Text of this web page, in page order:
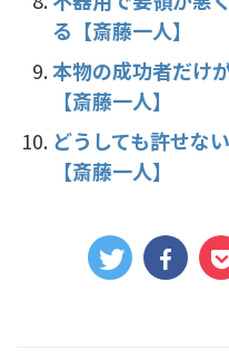
る【斎藤一人】
本物の成功者だけ
【斎藤一人】
どうしても許せな
【斎藤一人】